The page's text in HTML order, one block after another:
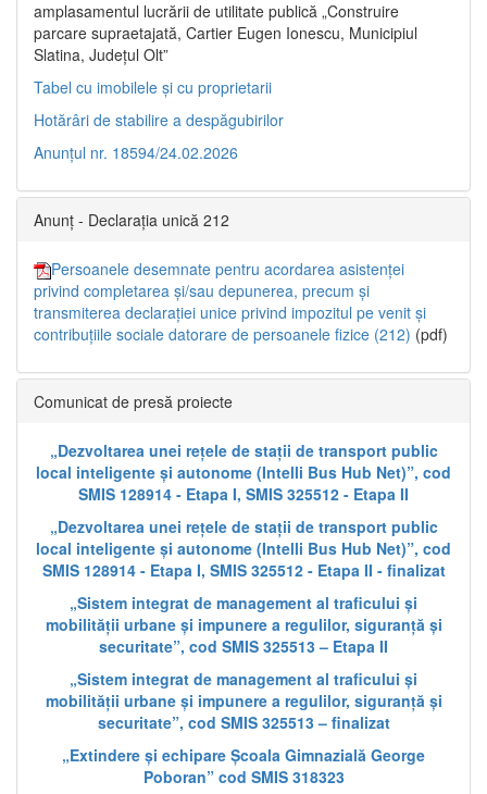
amplasamentul lucrării de utilitate publică „Construire
parcare supraetajată, Cartier Eugen Ionescu, Municipiul
Slatina, Județul Olt”
Tabel cu imobilele și cu proprietarii
Hotărâri de stabilire a despăgubirilor
Anunțul nr. 18594/24.02.2026
Anunț - Declarația unică 212
Persoanele desemnate pentru acordarea asistenței
privind completarea și/sau depunerea, precum și
transmiterea declarației unice privind impozitul pe venit și
contribuțiile sociale datorare de persoanele fizice (212) (pdf)
Comunicat de presă proiecte
„Dezvoltarea unei rețele de stații de transport public
local inteligente și autonome (Intelli Bus Hub Net)”, cod
SMIS 128914 - Etapa I, SMIS 325512 - Etapa II
„Dezvoltarea unei rețele de stații de transport public
local inteligente și autonome (Intelli Bus Hub Net)”, cod
SMIS 128914 - Etapa I, SMIS 325512 - Etapa II - finalizat
„Sistem integrat de management al traficului și
mobilității urbane și impunere a regulilor, siguranță și
securitate”, cod SMIS 325513 – Etapa II
„Sistem integrat de management al traficului și
mobilității urbane și impunere a regulilor, siguranță și
securitate”, cod SMIS 325513 – finalizat
„Extindere și echipare Școala Gimnazială George
Poboran” cod SMIS 318323